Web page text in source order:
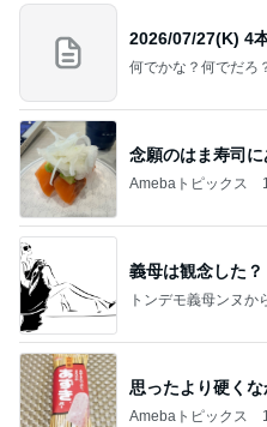
2026/07/27(K) 4
何でかな？何でだろ
念願のはま寿司
Amebaトピックス
義母は観念した？
トンデモ義母ンヌか
思ったより硬く
Amebaトピックス